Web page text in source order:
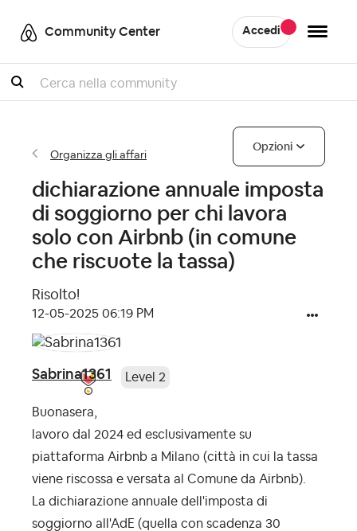
Community Center Accedi
Cercare
Organizza gli affari
Opzioni
dichiarazione annuale imposta
di soggiorno per chi lavora
solo con Airbnb (in comune
che riscuote la tassa)
Risolto!
‎12-05-2025 06:19 PM
Sabrina1361 Level 2
Buonasera,
lavoro dal 2024 ed esclusivamente su
piattaforma Airbnb a Milano (città in cui la tassa
viene riscossa e versata al Comune da Airbnb).
La dichiarazione annuale dell'imposta di
soggiorno all'AdE (quella con scadenza 30